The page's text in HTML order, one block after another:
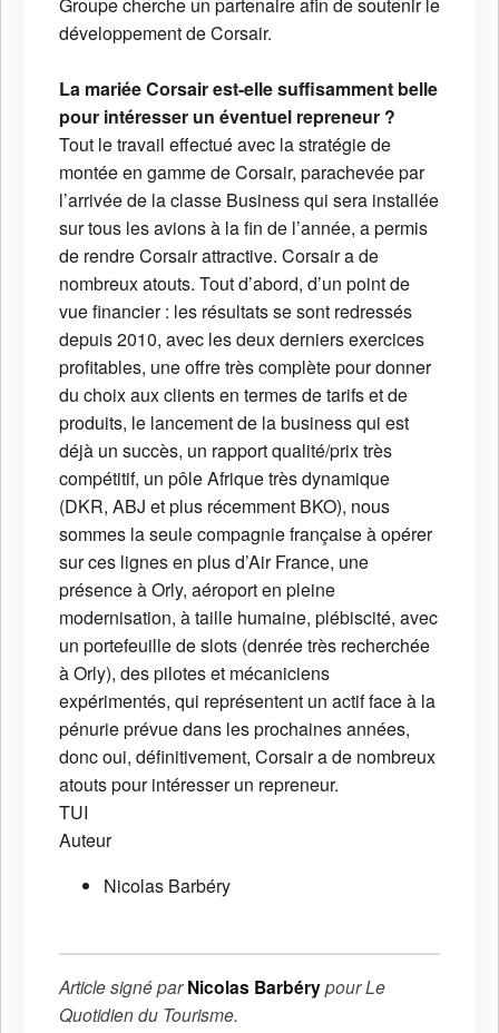
développement de Corsair.
La mariée Corsair est-elle suffisamment belle
pour intéresser un éventuel repreneur ?
Tout le travail effectué avec la stratégie de
montée en gamme de Corsair, parachevée par
l’arrivée de la classe Business qui sera installée
sur tous les avions à la fin de l’année, a permis
de rendre Corsair attractive. Corsair a de
nombreux atouts. Tout d’abord, d’un point de
vue financier : les résultats se sont redressés
depuis 2010, avec les deux derniers exercices
profitables, une offre très complète pour donner
du choix aux clients en termes de tarifs et de
produits, le lancement de la business qui est
déjà un succès, un rapport qualité/prix très
compétitif, un pôle Afrique très dynamique
(DKR, ABJ et plus récemment BKO), nous
sommes la seule compagnie française à opérer
sur ces lignes en plus d’Air France, une
présence à Orly, aéroport en pleine
modernisation, à taille humaine, plébiscité, avec
un portefeuille de slots (denrée très recherchée
à Orly), des pilotes et mécaniciens
expérimentés, qui représentent un actif face à la
pénurie prévue dans les prochaines années,
donc oui, définitivement, Corsair a de nombreux
atouts pour intéresser un repreneur.
TUI
Auteur
Nicolas Barbéry
Article signé parNicolas BarbérypourLe
Quotidien du Tourisme.